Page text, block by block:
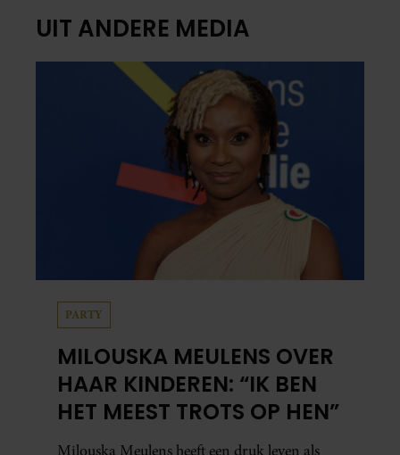
UIT ANDERE MEDIA
PARTY
MILOUSKA MEULENS OVER
HAAR KINDEREN: “IK BEN
HET MEEST TROTS OP HEN”